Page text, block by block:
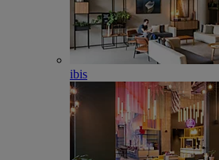
ibis